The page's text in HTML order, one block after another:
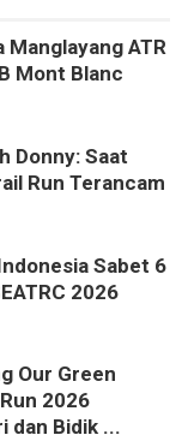
Manglayang ATR
Mont Blanc
Donny: Saat
Run Terancam
Sabet 6
2026
Our Green
2026
dan Bidik ...